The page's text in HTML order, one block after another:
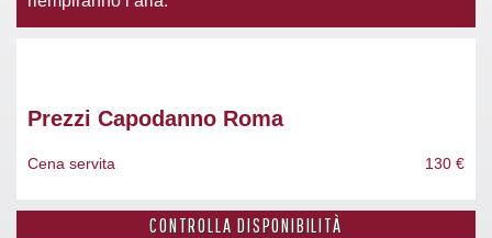
Prezzi Capodanno Roma
Cena servita 130 €
CONTROLLA DISPONIBILITÀ